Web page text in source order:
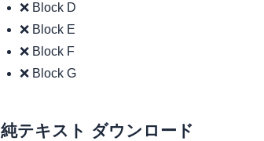
❌ Block D
❌ Block E
❌ Block F
❌ Block G
純テキスト ダウンロード